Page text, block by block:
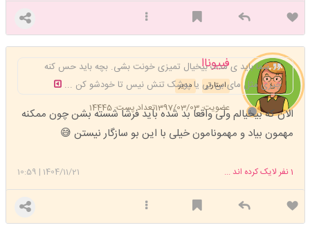
فییوناا
مدیر استارتر
عضویت: 1397/03/03 تعداد پست: 14445
شما باید ی مدت بیخیال تمیزی خونت بشی. بچه باید حس کنه
چیزی مثل مای بی بی یا پوشک تنش نیس تا خودشو کن ...
الان که بیخیالم ولی واقعا بد شده باید فرشا شسته بشن چون ممکنه
مهمون بیاد و مهمونامون خیلی با این بو سازگار نیستن 😅
1404/11/21
|
10:59 1نفر لایک کرده اند ...